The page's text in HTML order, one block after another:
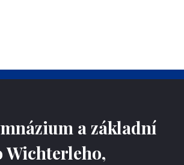
a základní
Wichterleho,